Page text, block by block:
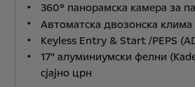
360° панорамска камера за
Автоматска двозонска клима
Keyless Entry & Start /PEPS
17" алуминиумски фелни
сјајно црн